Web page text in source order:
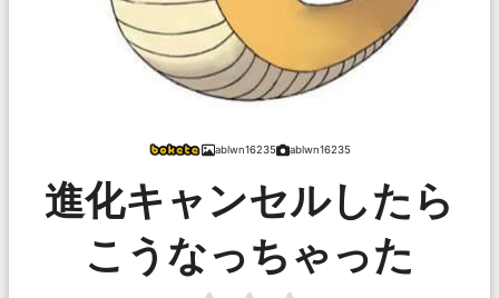
ablwn16235 ablwn16235
進化キャンセルしたら
こうなっちゃった